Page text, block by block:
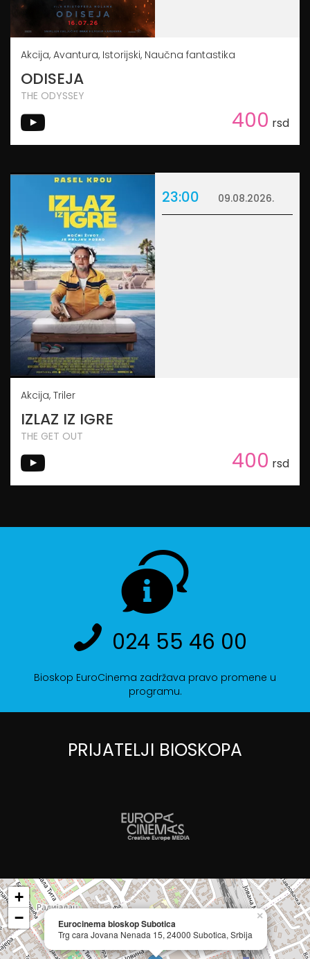
Akcija, Avantura, Istorijski, Naučna fantastika
ODISEJA
THE ODYSSEY
400 rsd
23:00 09.08.2026.
Akcija, Triler
IZLAZ IZ IGRE
THE GET OUT
400 rsd
024 55 46 00
Bioskop EuroCinema zadržava pravo promene u
programu.
PRIJATELJI BIOSKOPA
Eurocinema bioskop Subotica
Trg cara Jovana Nenada 15, 24000 Subotica, Srbija
×
+
−